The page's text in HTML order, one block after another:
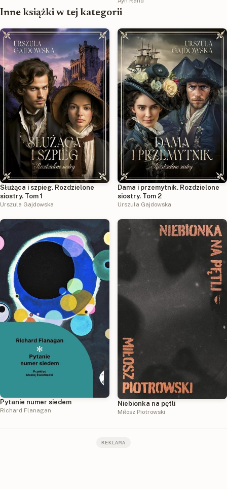
Inne książki w tej kategorii
Służąca i szpieg. Rozdzielone
siostry. Tom 1
Urszula Gajdowska
Dama i przemytnik. Rozdzielone
siostry. Tom 2
Urszula Gajdowska
Pytanie numer siedem
Richard Flanagan
Niebionka na pętli
Miłosz Piotrowski
REKLAMA